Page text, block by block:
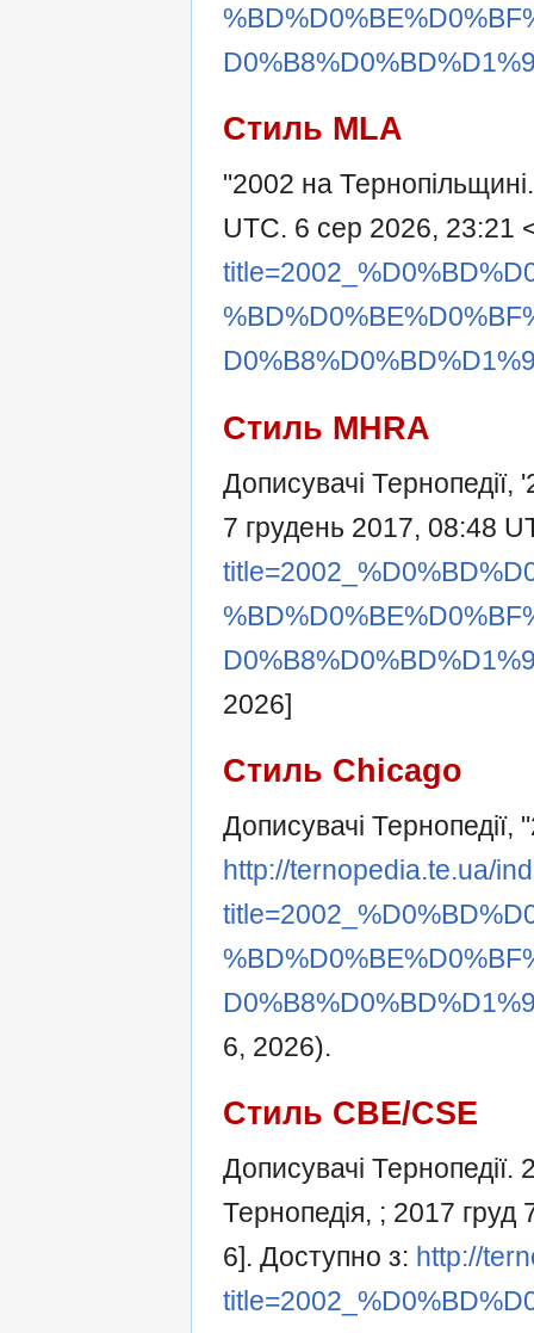
Стиль MLA
"2002 на
UTC. 6 сер 2026, 23:21
Стиль MHRA
Дописувачі
7 грудень 2017, 08:48
2026]
Стиль Chicago
Дописувачі
http://ternopedia.te.ua/
6, 2026).
Стиль CBE/CSE
Дописувачі Тернопедії.
Тернопедія, ; 2017
6]. Доступно з: http://